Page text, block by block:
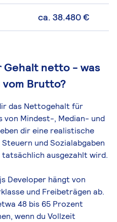
ca. 38.480 €
Gehalt netto - was
Brutto?
das Netto­gehalt für
von Mindest-, Median- und
dir eine realistische
und Sozialabgaben
tatsächlich ausgezahlt wird.
Developer hängt von
und Freibeträgen ab.
48 bis 65 Prozent
wenn du Vollzeit